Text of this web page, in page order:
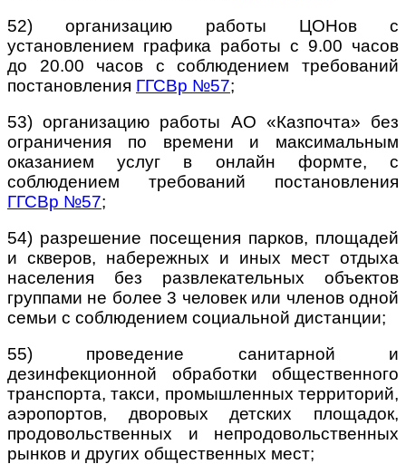
52) организацию работы ЦОНов с
установлением графика работы с 9.00 часов
до 20.00 часов с соблюдением требований
постановления ГГСВр №57;
53) организацию работы АО «Казпочта» без
ограничения по времени и максимальным
оказанием услуг в онлайн формте, с
соблюдением требований постановления
ГГСВр №57;
54) разрешение посещения парков, площадей
и скверов, набережных и иных мест отдыха
населения без развлекательных объектов
группами не более 3 человек или членов одной
семьи с соблюдением социальной дистанции;
55) проведение санитарной и
дезинфекционной обработки общественного
транспорта, такси, промышленных территорий,
аэропортов, дворовых детских площадок,
продовольственных и непродовольственных
рынков и других общественных мест;